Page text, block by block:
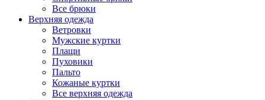
Все брюки
Верхняя одежда
Ветровки
Мужские куртки
Плащи
Пуховики
Пальто
Кожаные куртки
Все верхняя одежда